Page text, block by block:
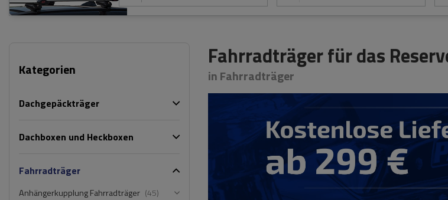
Kategorien
Dachgepäckträger
Dachboxen und Heckboxen
Fahrradträger
Anhängerkupplung Fahrradträger (45)
Fahrradträger für das
in Fahrradträger